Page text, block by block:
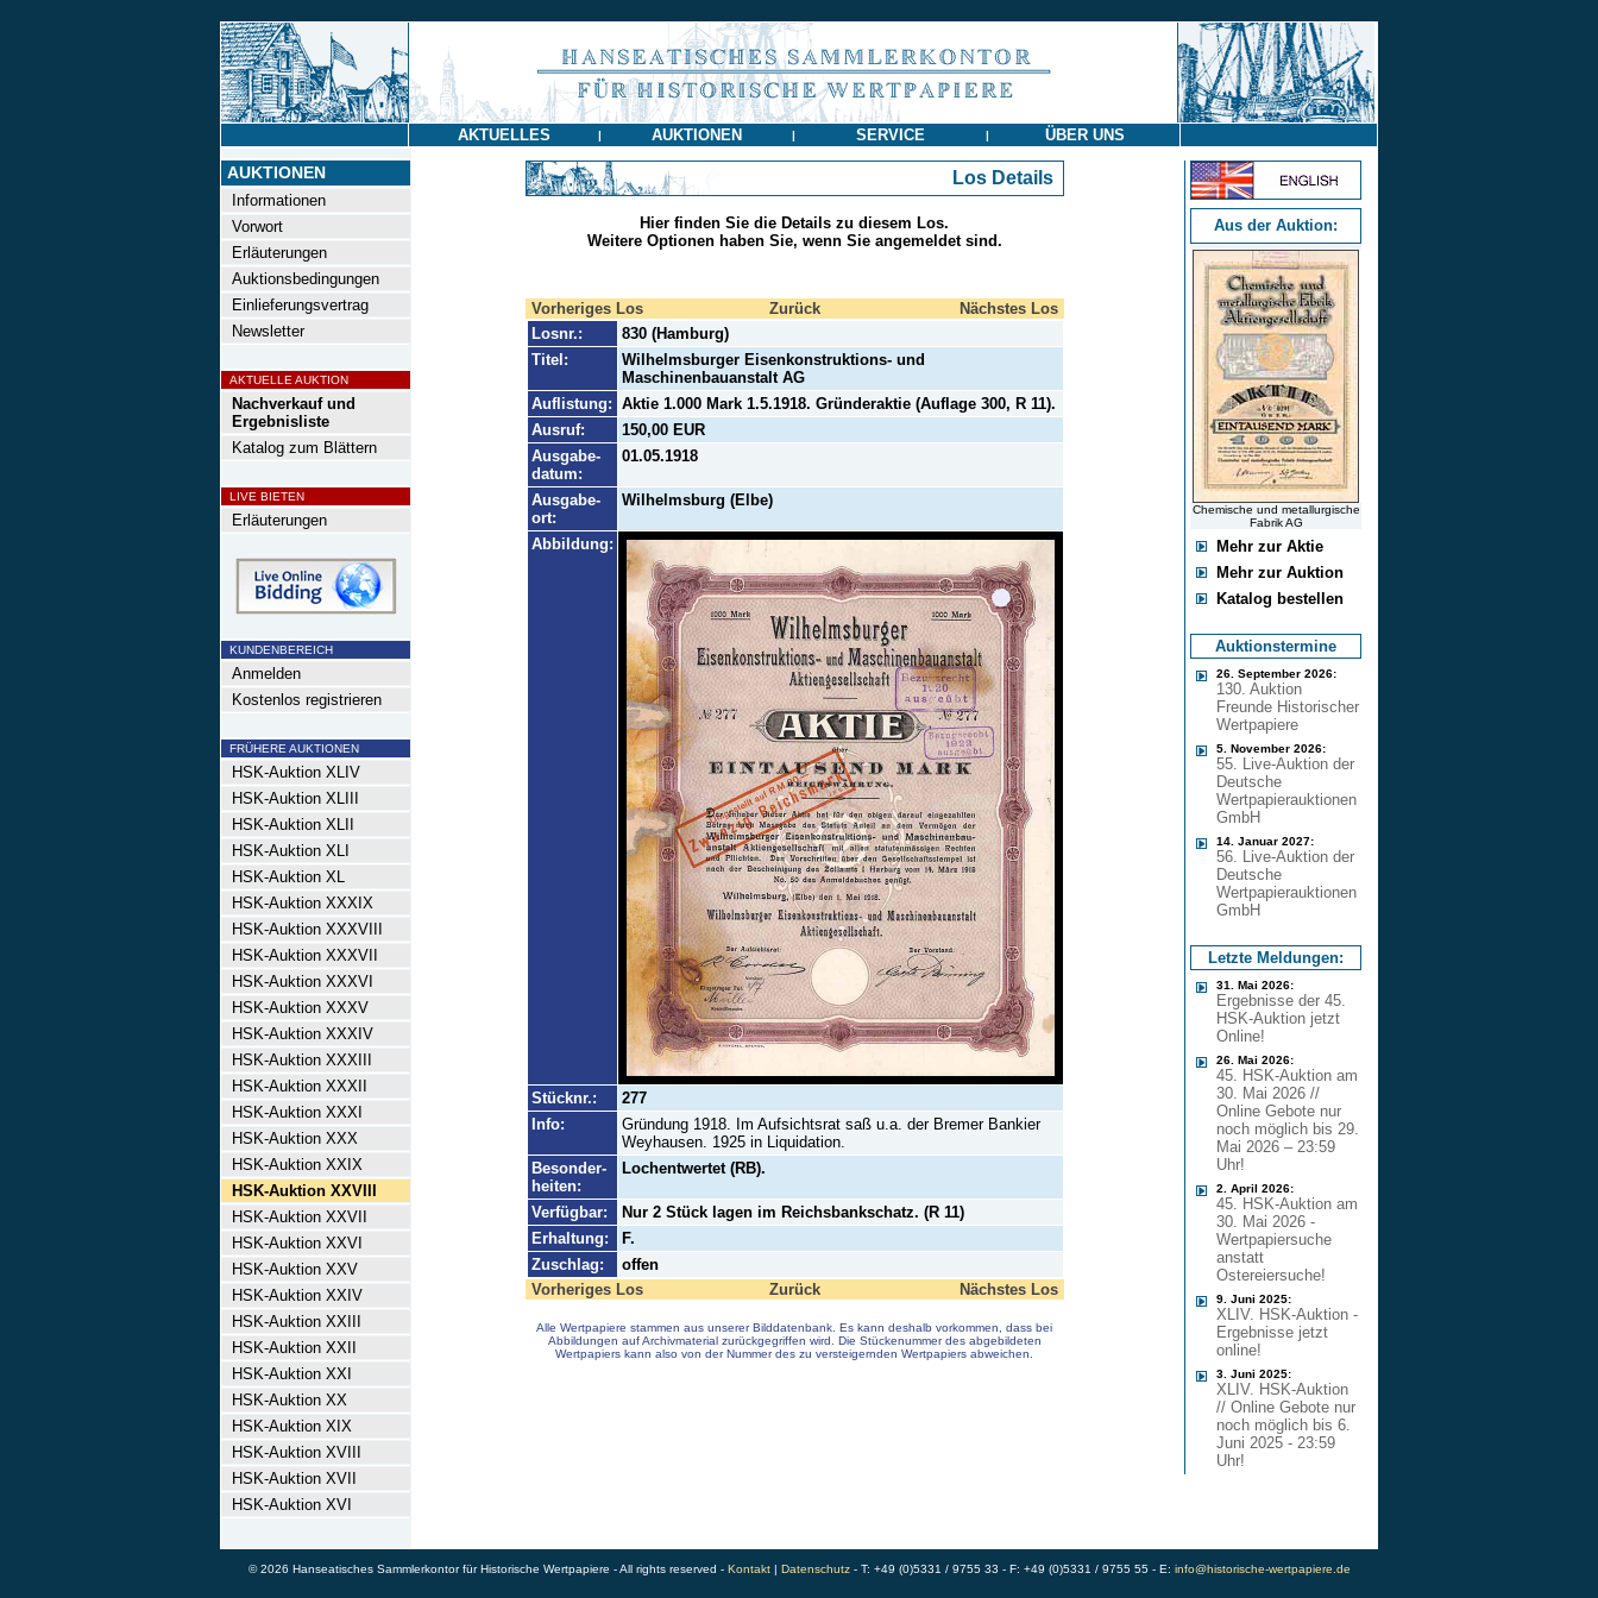
AKTUELLES | AUKTIONEN | SERVICE | ÜBER UNS
AUKTIONEN
Informationen
Vorwort
Erläuterungen
Auktionsbedingungen
Einlieferungsvertrag
Newsletter
AKTUELLE AUKTION
Nachverkauf und
Ergebnisliste
Katalog zum Blättern
LIVE BIETEN
Erläuterungen
KUNDENBEREICH
Anmelden
Kostenlos registrieren
FRÜHERE AUKTIONEN
HSK-Auktion XLIV
HSK-Auktion XLIII
HSK-Auktion XLII
HSK-Auktion XLI
HSK-Auktion XL
HSK-Auktion XXXIX
HSK-Auktion XXXVIII
HSK-Auktion XXXVII
HSK-Auktion XXXVI
HSK-Auktion XXXV
HSK-Auktion XXXIV
HSK-Auktion XXXIII
HSK-Auktion XXXII
HSK-Auktion XXXI
HSK-Auktion XXX
HSK-Auktion XXIX
HSK-Auktion XXVIII
HSK-Auktion XXVII
HSK-Auktion XXVI
HSK-Auktion XXV
HSK-Auktion XXIV
HSK-Auktion XXIII
HSK-Auktion XXII
HSK-Auktion XXI
HSK-Auktion XX
HSK-Auktion XIX
HSK-Auktion XVIII
HSK-Auktion XVII
HSK-Auktion XVI
Los Details
Hier finden Sie die Details zu diesem Los.
Weitere Optionen haben Sie, wenn Sie angemeldet sind.
Vorheriges Los Zurück
Nächstes Los
Losnr.:
830 (Hamburg)
Titel:
Wilhelmsburger Eisenkonstruktions- und
Maschinenbauanstalt AG
Auflistung: Aktie 1.000 Mark 1.5.1918. Gründeraktie (Auflage 300, R 11).
Ausruf:
150,00 EUR
Ausgabe-
datum:
01.05.1918
Ausgabe-
ort:
Wilhelmsburg (Elbe)
Abbildung:
Stücknr.:
277
Info:
Gründung 1918. Im Aufsichtsrat saß u.a. der Bremer Bankier
Weyhausen. 1925 in Liquidation.
Besonder-
heiten:
Lochentwertet (RB).
Verfügbar:
Nur 2 Stück lagen im Reichsbankschatz. (R 11)
Erhaltung:
F.
Zuschlag:
offen
Vorheriges Los
Zurück Nächstes Los
Alle Wertpapiere stammen aus unserer Bilddatenbank. Es kann deshalb vorkommen, dass bei
Abbildungen auf Archivmaterial zurückgegriffen wird. Die Stückenummer des abgebildeten
Wertpapiers kann also von der Nummer des zu versteigernden Wertpapiers abweichen.
Aus der Auktion:
Chemische und metallurgische
Fabrik AG
Mehr zur Aktie
Mehr zur Auktion
Katalog bestellen
Auktionstermine
26. September 2026:
130. Auktion
Freunde Historischer
Wertpapiere
5. November 2026:
55. Live-Auktion der
Deutsche
Wertpapierauktionen
GmbH
14. Januar 2027:
56. Live-Auktion der
Deutsche
Wertpapierauktionen
GmbH
Letzte Meldungen:
31. Mai 2026:
Ergebnisse der 45.
HSK-Auktion jetzt
Online!
26. Mai 2026:
45. HSK-Auktion am
30. Mai 2026 //
Online Gebote nur
noch möglich bis 29.
Mai 2026 – 23:59
Uhr!
2. April 2026:
45. HSK-Auktion am
30. Mai 2026 -
Wertpapiersuche
anstatt
Ostereiersuche!
9. Juni 2025:
XLIV. HSK-Auktion -
Ergebnisse jetzt
online!
3. Juni 2025:
XLIV. HSK-Auktion
// Online Gebote nur
noch möglich bis 6.
Juni 2025 - 23:59
Uhr!
© 2026 Hanseatisches Sammlerkontor für Historische Wertpapiere - All rights reserved - Kontakt| Datenschutz- T: +49 (0)5331 / 9755 33 - F: +49 (0)5331 / 9755 55 - E: info@historische-wertpapiere.de